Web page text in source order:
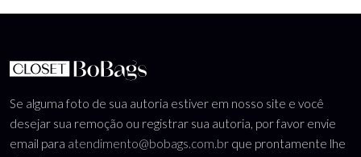
Se alguma foto de sua autoria estiver em nosso site e você
desejar sua remoção ou registrar sua autoria, por favor envie
email para atendimento@bobags.com.br que prontamente lhe